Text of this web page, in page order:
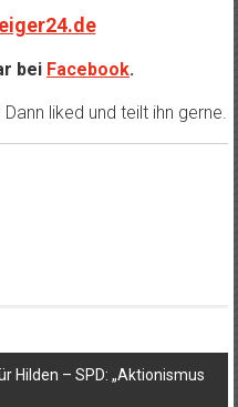
bei Facebook.
liked und teilt ihn gerne.
Hilden – SPD: „Aktionismus